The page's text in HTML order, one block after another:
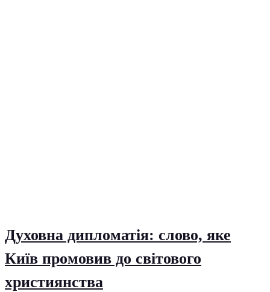
Духовна дипломатія: слово, яке
Київ промовив до світового
християнства